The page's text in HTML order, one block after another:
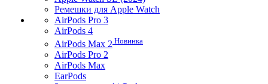
Ремешки для Apple Watch
AirPods Pro 3
AirPods 4
AirPods Max 2 Новинка
AirPods Pro 2
AirPods Max
EarPods